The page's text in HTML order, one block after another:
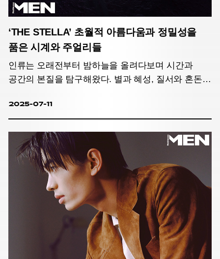
‘THE STELLA’ 초월적 아름다움과 정밀성을
품은 시계와 주얼리들
인류는 오래전부터 밤하늘을 올려다보며 시간과
공간의 본질을 탐구해왔다. 별과 혜성, 질서와 혼돈이
매혹적이기에! 경이로운 시공간 속, 초월적
아름다움과 정밀성을 품은 여덟 점의 시계와
주얼리가 펼쳐진다.
2025-07-11